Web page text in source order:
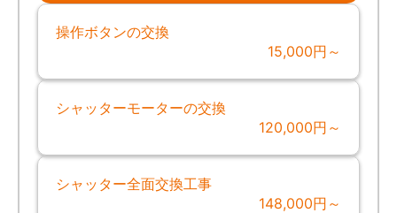
操作ボタンの交換
15,000円～
シャッターモーターの交換
120,000円～
シャッター全面交換工事
148,000円～